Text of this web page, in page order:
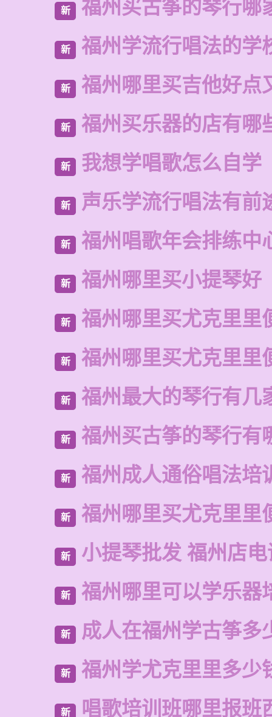
新 福州买古筝的琴行哪
新 福州学流行唱法的学
新 福州哪里买吉他好点
新 福州买乐器的店有哪
新 我想学唱歌怎么自学
新 声乐学流行唱法有前
新 福州唱歌年会排练中
新 福州哪里买小提琴好
新 福州哪里买尤克里里
新 福州哪里买尤克里里
新 福州最大的琴行有几
新 福州买古筝的琴行有
新 福州成人通俗唱法培
新 福州哪里买尤克里里
新 小提琴批发 福州店
新 福州哪里可以学乐器
新 成人在福州学古筝多
新 福州学尤克里里多少
新 唱歌培训班哪里报班